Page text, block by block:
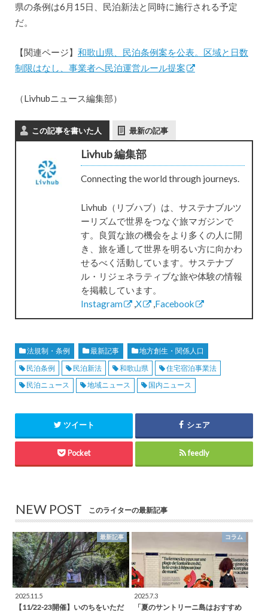
県の条例は6月15日、民泊新法と同時に施行される予定
だ。
【関連ページ】 和歌山県、民泊条例案を公表。区域と日数
制限はなし、事業者へ民泊運営ルール提案
（Livhubニュース編集部）
この記事を書いた人 最新の記事
Livhub 編集部
Connecting the world through journeys.
Livhub（リブハブ）は、サステナブルツ
ーリズムで世界をつなぐ旅マガジンで
す。良質な旅の機会をより多くの人に開
き、旅を通して世界を明るい方に向かわ
せるべく活動しています。サステナブ
ル・リジェネラティブな旅や体験の情報
を掲載しています。
Instagram
,X ,Facebook
法規制・条例 最新記事
地方創生・関係人口
民泊条例
民泊新法 和歌山県
住宅宿泊事業法
民泊ニュース
地域ニュース 国内ニュース
ツイート シェア
Pocket feedly
NEW POST このライターの最新記事
最新記事
2025.11.5
【11/22-23開催】いのちをいただ
コラム
2025.7.3
「夏のサントリーニ島はおすすめ